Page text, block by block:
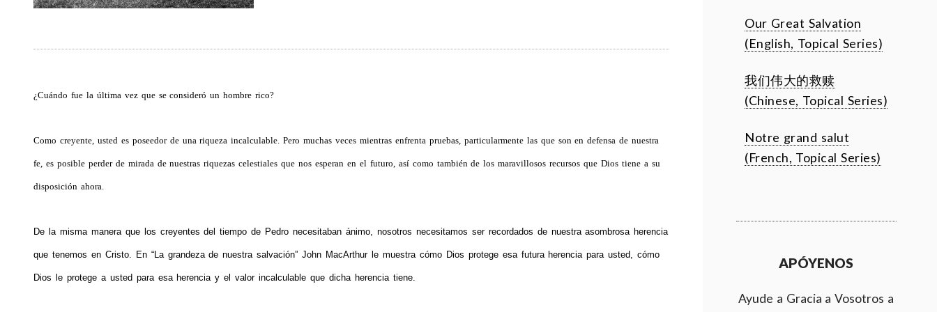
¿Cuándo fue la última vez que se consideró un hombre rico?
Como creyente, usted es poseedor de una riqueza incalculable. Pero muchas veces mientras enfrenta pruebas, particularmente las que son en defensa de nuestra
fe, es posible perder de mirada de nuestras riquezas celestiales que nos esperan en el futuro, así como también de los maravillosos recursos que Dios tiene a su
disposición ahora.
De la misma manera que los creyentes del tiempo de Pedro necesitaban ánimo, nosotros necesitamos ser recordados de nuestra asombrosa herencia
que tenemos en Cristo. En “La grandeza de nuestra salvación” John MacArthur le muestra cómo Dios protege esa futura herencia para usted, cómo
Dios le protege a usted para esa herencia y el valor incalculable que dicha herencia tiene.
Our Great Salvation
(English, Topical Series)
我们伟大的救赎
(Chinese, Topical Series)
Notre grand salut
(French, Topical Series)
APÓYENOS
Ayude a Gracia a Vosotros a